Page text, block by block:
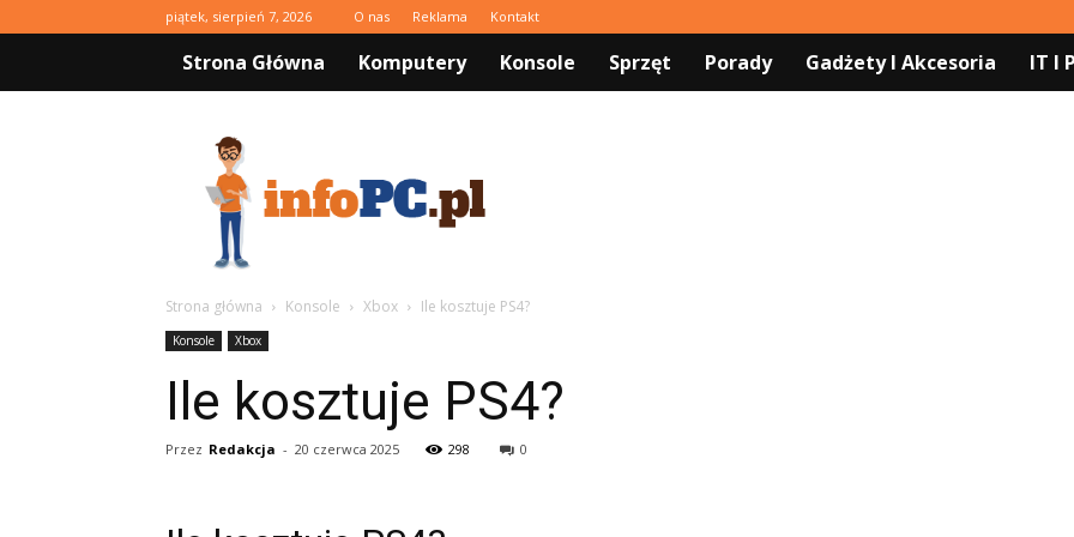
piątek, sierpień 7, 2026 O nas Reklama Kontakt
Strona Główna Komputery Konsole Sprzęt Porady Gadżety I Akcesoria IT I
infoPC.pl
Strona główna Konsole Xbox Ile kosztuje PS4?
Konsole Xbox
Ile kosztuje PS4?
Przez Redakcja - 20 czerwca 2025 298 0